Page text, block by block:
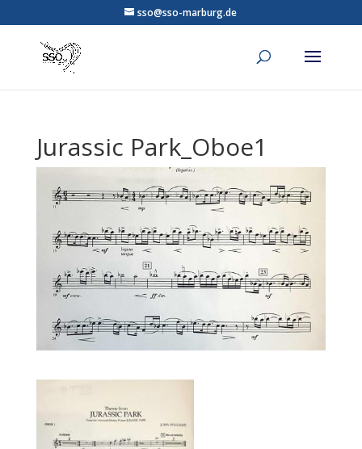
sso@sso-marburg.de
Jurassic Park_Oboe1